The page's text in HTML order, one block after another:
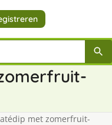
met zomerfruit-